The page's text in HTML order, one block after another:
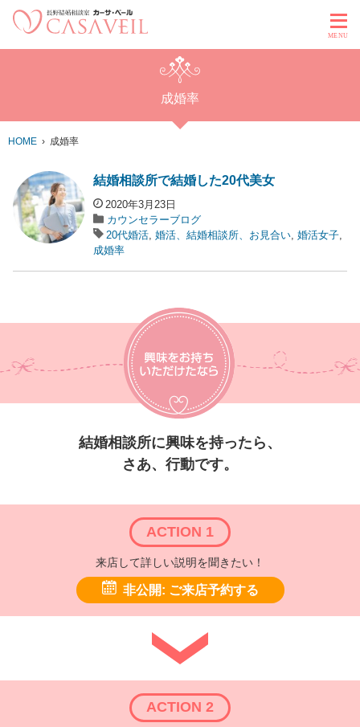
MENU
成婚率
HOME 成婚率
結婚相談所で結婚した20代美女
2020年3月23日
カウンセラーブログ
20代婚活,婚活、結婚相談所、お見合い,婚活女子,
成婚率
結婚相談所に興味を持ったら、
さあ、行動です。
ACTION 1
来店して詳しい説明を聞きたい！
非公開: ご来店予約する
ACTION 2